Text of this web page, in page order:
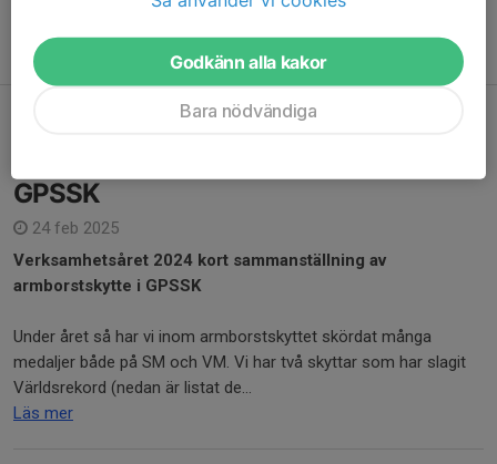
utseende är representativt för perioden.
Verksamhetsåret 2024 kort
GPSSK
24 feb 2025
Verksamhetsåret 2024 kort sammanställning av
armborstskytte i GPSSK
Under året så har vi inom armborstskyttet skördat många
medaljer både på SM och VM. Vi har två skyttar som har slagit
Världsrekord (nedan är listat de...
Läs mer
Godkänn alla kakor
Bara nödvändiga